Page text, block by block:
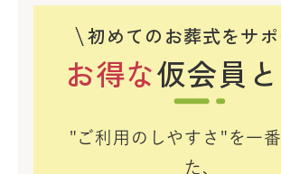
初めてのお葬式をサ
お得な仮会員
"ご利用のしやすさ"を一番
た、